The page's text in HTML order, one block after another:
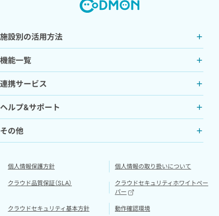
施設別の活用方法
機能一覧
連携サービス
ヘルプ&サポート
その他
個人情報保護方針 個人情報の取り扱いについて
クラウド品質保証（SLA）
クラウドセキュリティホワイトペー
パー
クラウドセキュリティ基本方針 動作確認環境